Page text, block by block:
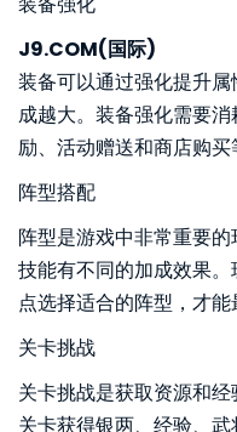
J9.COM(国际)
装备可以通过强化提升
成越大。装备强化需要
励、活动赠送和商店购买
阵型搭配
阵型是游戏中非常重要
技能有不同的加成效果
点选择适合的阵型，才能
关卡挑战
关卡挑战是获取资源和
关卡获得银两、经验、